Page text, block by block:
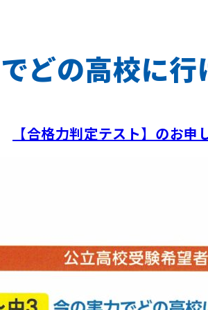
どの高校に
【合格力判定テスト】のお申